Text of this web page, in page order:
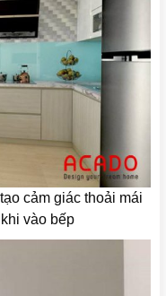
cảm giác thoải mái
vào bếp